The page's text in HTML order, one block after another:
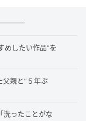
な限界にも挑
な所は素通り
えず、好奇心
物や絶景には
んが24年かけ
めしたい作品”を
父親と“５年ぶ
洗ったことがな